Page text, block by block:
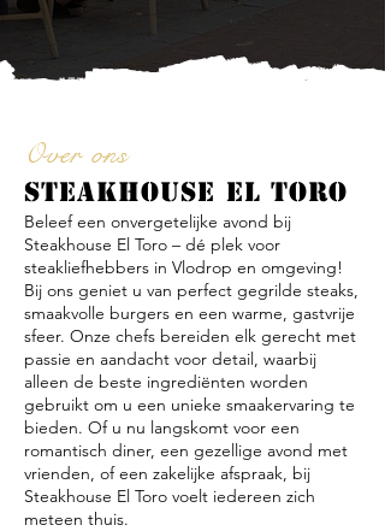
Over ons
STEAKHOUSE EL TORO
Beleef een onvergetelijke avond bij
Steakhouse El Toro – dé plek voor
steakliefhebbers in Vlodrop en omgeving!
Bij ons geniet u van perfect gegrilde steaks,
smaakvolle burgers en een warme, gastvrije
sfeer. Onze chefs bereiden elk gerecht met
passie en aandacht voor detail, waarbij
alleen de beste ingrediënten worden
gebruikt om u een unieke smaakervaring te
bieden. Of u nu langskomt voor een
romantisch diner, een gezellige avond met
vrienden, of een zakelijke afspraak, bij
Steakhouse El Toro voelt iedereen zich
meteen thuis.